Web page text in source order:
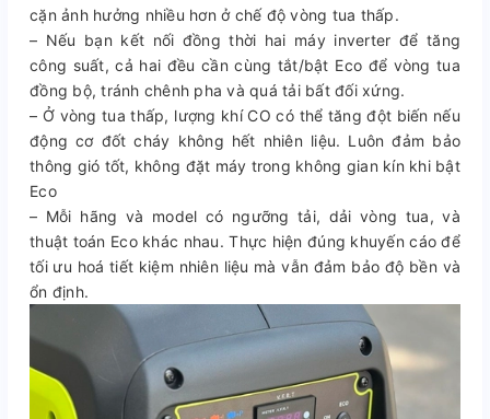
cặn ảnh hưởng nhiều hơn ở chế độ vòng tua thấp.
– Nếu bạn kết nối đồng thời hai máy inverter để tăng
công suất, cả hai đều cần cùng tắt/bật Eco để vòng tua
đồng bộ, tránh chênh pha và quá tải bất đối xứng.
– Ở vòng tua thấp, lượng khí CO có thể tăng đột biến nếu
động cơ đốt cháy không hết nhiên liệu. Luôn đảm bảo
thông gió tốt, không đặt máy trong không gian kín khi bật
Eco
– Mỗi hãng và model có ngưỡng tải, dải vòng tua, và
thuật toán Eco khác nhau. Thực hiện đúng khuyến cáo để
tối ưu hoá tiết kiệm nhiên liệu mà vẫn đảm bảo độ bền và
ổn định.